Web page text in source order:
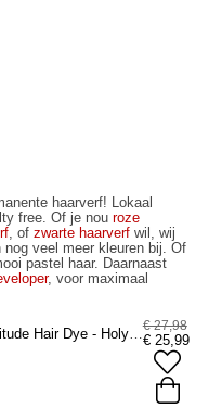
haarverf! Lokaal
free. Of je nou roze
, of zwarte haarverf wil, wij
veel meer kleuren bij. Of
pastel haar. Daarnaast
, voor maximaal
Attitude Hair Dye - Holyplex Intensive Repair Kit Haarverzorging - haarverzorging geschenksets - € 27,98
€ 25,99